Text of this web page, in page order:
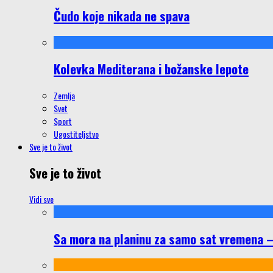
Čudo koje nikada ne spava
Kolevka Mediterana i božanske lepote
Zemlja
Svet
Sport
Ugostiteljstvo
Sve je to život
Sve je to život
Vidi sve
Sa mora na planinu za samo sat vremena